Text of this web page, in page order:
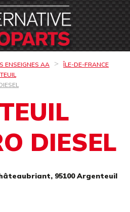
ENSEIGNES AA
ÎLE-DE-FRANCE
DIESEL
95100 Argenteuil